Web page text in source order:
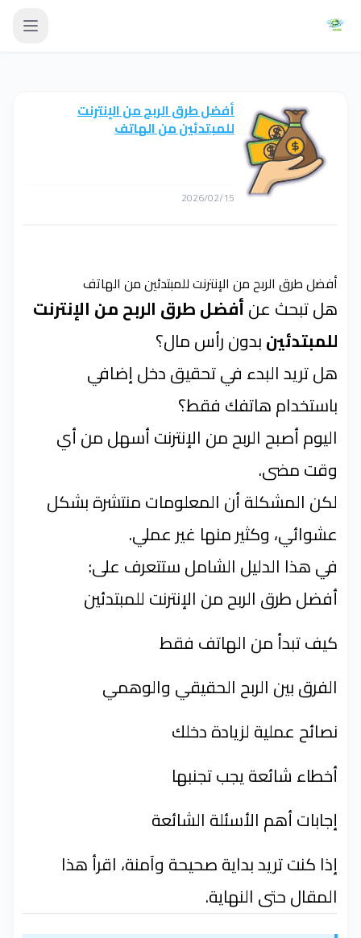
أفضل طرق الربح من الإنترنت
للمبتدئين من الهاتف
2026/02/15
أفضل طرق الربح من الإنترنت للمبتدئين من الهاتف
هل تبحث عنأفضل طرق الربح من الإنترنت
للمبتدئينبدون رأس مال؟
هل تريد البدء في تحقيق دخل إضافي
باستخدام هاتفك فقط؟
اليوم أصبح الربح من الإنترنت أسهل من أي
وقت مضى.
لكن المشكلة أن المعلومات منتشرة بشكل
عشوائي، وكثير منها غير عملي.
في هذا الدليل الشامل ستتعرف على:
أفضل طرق الربح من الإنترنت للمبتدئين
كيف تبدأ من الهاتف فقط
الفرق بين الربح الحقيقي والوهمي
نصائح عملية لزيادة دخلك
أخطاء شائعة يجب تجنبها
إجابات أهم الأسئلة الشائعة
إذا كنت تريد بداية صحيحة وآمنة، اقرأ هذا
المقال حتى النهاية.